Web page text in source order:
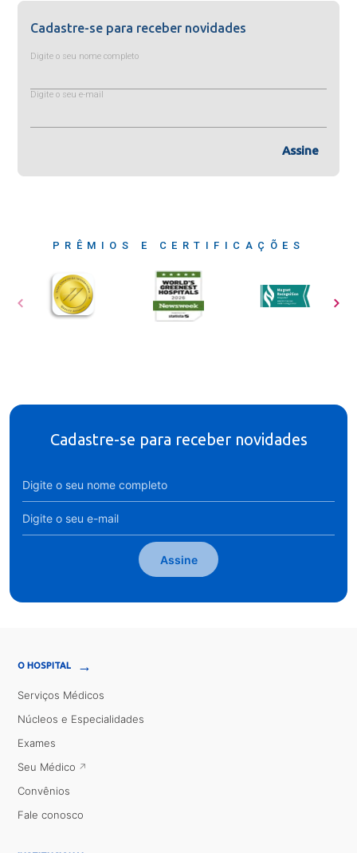
Cadastre-se para receber novidades
Digite o seu nome completo
Digite o seu e-mail
Assine
PRÊMIOS E CERTIFICAÇÕES
Cadastre-se para receber novidades
Assine
O HOSPITAL →
Serviços Médicos
Núcleos e Especialidades
Exames
Seu Médico
Convênios
Fale conosco